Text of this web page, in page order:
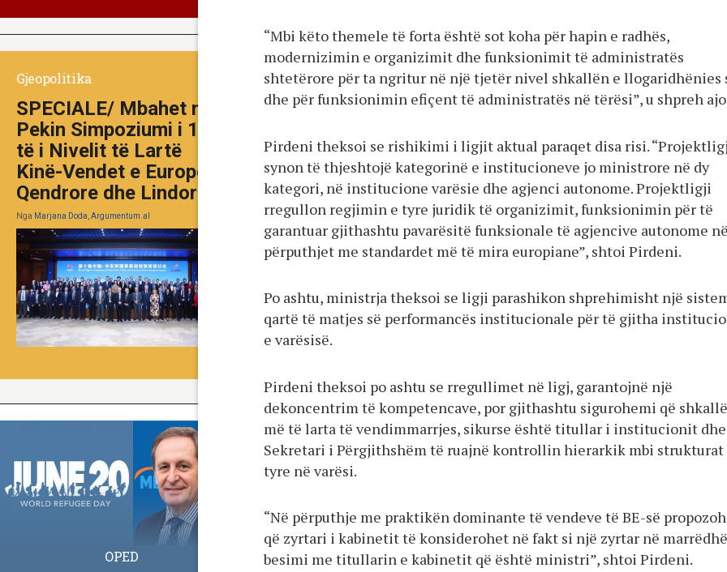
“Mbi këto themele të forta është sot koha për hapin e radhës,
modernizimin e organizimit dhe funksionimit të administratës
shtetërore për ta ngritur në një tjetër nivel shkallën e llogaridhënies
dhe për funksionimin efiçent të administratës në tërësi”, u shpreh
Pirdeni theksoi se rishikimi i ligjit aktual paraqet disa risi.
synon të thjeshtojë kategorinë e institucioneve jo ministrore në dy
kategori, në institucione varësie dhe agjenci autonome. Projektligji
rregullon regjimin e tyre juridik të organizimit, funksionimin për të
garantuar gjithashtu pavarësitë funksionale të agjencive autonome në
përputhjet me standardet më të mira europiane”, shtoi Pirdeni.
Po ashtu, ministrja theksoi se ligji parashikon shprehimisht një
qartë të matjes së performancës institucionale për të gjitha
e varësisë.
Pirdeni theksoi po ashtu se rregullimet në ligj, garantojnë një
dekoncentrim të kompetencave, por gjithashtu sigurohemi që
më të larta të vendimmarrjes, sikurse është titullar i institucionit dhe
Sekretari i Përgjithshëm të ruajnë kontrollin hierarkik mbi strukturat
tyre në varësi.
“Në përputhje me praktikën dominante të vendeve të BE-së
që zyrtari i kabinetit të konsiderohet në fakt si një zyrtar në
besimi me titullarin e kabinetit që është ministri”, shtoi Pirdeni.
Gjeopolitika
SPECIALE/ Mbahet në
Pekin Simpoziumi i 10-
të i Nivelit të Lartë
Kinë-Vendet e Europës
Qendrore dhe Lindore
Nga Marjana Doda, Argumentum.al
OPED